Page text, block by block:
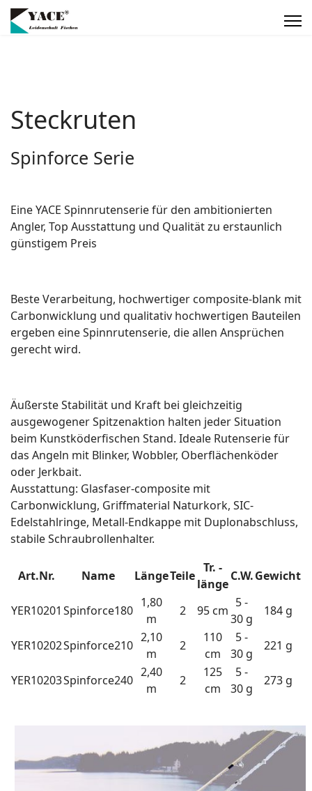
Steckruten
Spinforce Serie
Eine YACE Spinnrutenserie für den ambitionierten
Angler, Top Ausstattung und Qualität zu erstaunlich
günstigem Preis
Beste Verarbeitung, hochwertiger composite-blank mit
Carbonwicklung und qualitativ hochwertigen Bauteilen
ergeben eine Spinnrutenserie, die allen Ansprüchen
gerecht wird.
Äußerste Stabilität und Kraft bei gleichzeitig
ausgewogener Spitzenaktion halten jeder Situation
beim Kunstköderfischen Stand. Ideale Rutenserie für
das Angeln mit Blinker, Wobbler, Oberflächenköder
oder Jerkbait.
Ausstattung: Glasfaser-composite mit
Carbonwicklung, Griffmaterial Naturkork, SIC-
Edelstahlringe, Metall-Endkappe mit Duplonabschluss,
stabile Schraubrollenhalter.
Art.Nr. Name LängeTeile
Tr. -
länge
C.W.Gewicht
YER10201 Spinforce180
1,80
m
2 95 cm
5 -
30 g
184 g
YER10202Spinforce210
2,10
m
2
110
cm
5 -
30 g
221 g
YER10203Spinforce240
2,40
m
2
125
cm
5 -
30 g
273 g